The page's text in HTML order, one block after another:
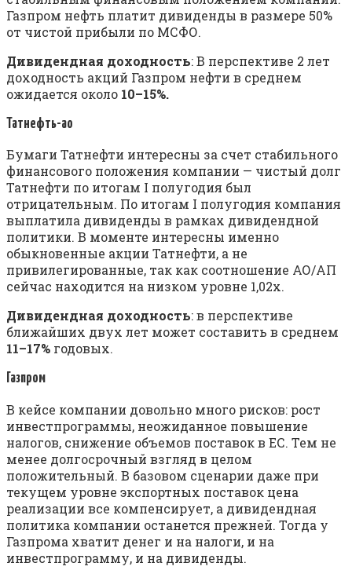
Газпром нефть платит дивиденды в размере 50%
от чистой прибыли по МСФО.
Дивидендная доходность: В перспективе 2 лет
доходность акций Газпром нефти в среднем
ожидается около 10–15%.
Татнефть-ао
Бумаги Татнефти интересны за счет стабильного
финансового положения компании — чистый долг
Татнефти по итогам I полугодия был
отрицательным. По итогам I полугодия компания
выплатила дивиденды в рамках дивидендной
политики. В моменте интересны именно
обыкновенные акции Татнефти, а не
привилегированные, так как соотношение АО/АП
сейчас находится на низком уровне 1,02х.
Дивидендная доходность: в перспективе
ближайших двух лет может составить в среднем
11–17% годовых.
Газпром
В кейсе компании довольно много рисков: рост
инвестпрограммы, неожиданное повышение
налогов, снижение объемов поставок в ЕС. Тем не
менее долгосрочный взгляд в целом
положительный. В базовом сценарии даже при
текущем уровне экспортных поставок цена
реализации все компенсирует, а дивидендная
политика компании останется прежней. Тогда у
Газпрома хватит денег и на налоги, и на
инвестпрограмму, и на дивиденды.